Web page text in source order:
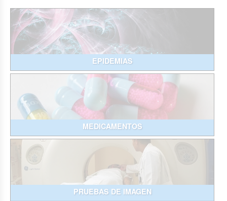
EPIDEMIAS
MEDICAMENTOS
PRUEBAS DE IMAGEN